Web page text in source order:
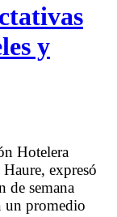
y
Hotelera
expresó
de semana
un promedio